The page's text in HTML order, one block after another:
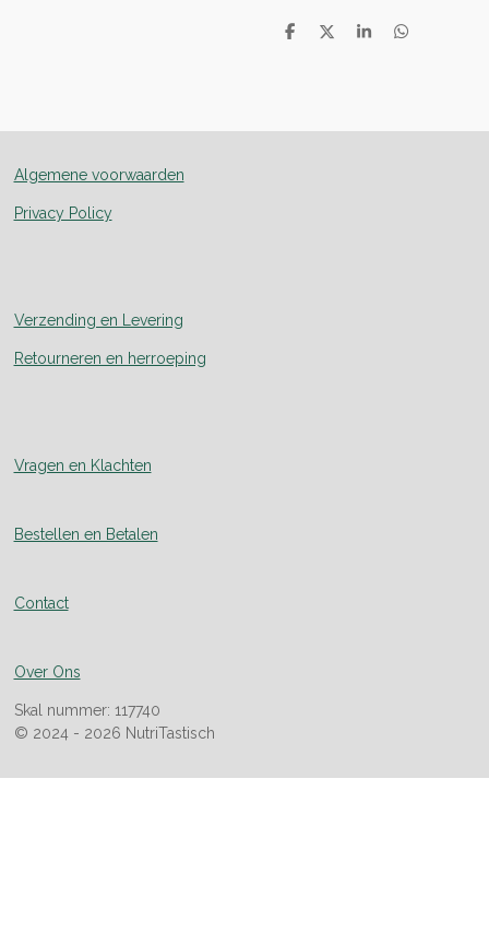
D
D
S
D
Algemene voorwaarden
Privacy Policy
Verzending en Levering
Retourneren en herroeping
Vragen en Klachten
Bestellen en Betalen
Contact
Over Ons
Skal nummer: 117740
© 2024 - 2026 NutriTastisch